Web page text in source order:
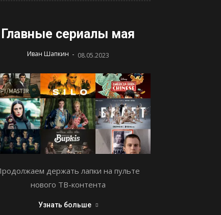
Главные сериалы мая
Иван Шапкин - 08.05.2023
держать лапки на пульте
нового ТВ-контента
Узнать больше